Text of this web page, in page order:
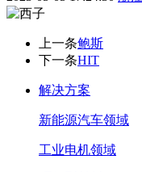
上一条鲍斯
下一条HIT
解决方案
新能源汽车领域
工业电机领域